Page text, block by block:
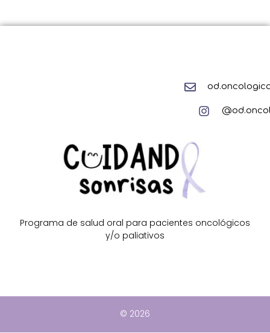
Programa de salud oral para pacientes oncológicos
y/o paliativos
© 2026